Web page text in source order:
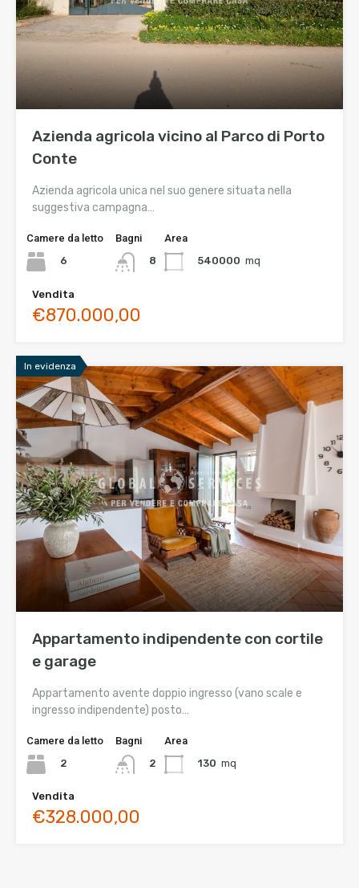
Azienda agricola vicino al Parco di Porto
Conte
Azienda agricola unica nel suo genere situata nella
suggestiva campagna…
Camere da letto
6
Bagni
8
Area
540000 mq
Vendita
€870.000,00
In evidenza
Appartamento indipendente con cortile
e garage
Appartamento avente doppio ingresso (vano scale e
ingresso indipendente) posto…
Camere da letto
2
Bagni
2
Area
130 mq
Vendita
€328.000,00